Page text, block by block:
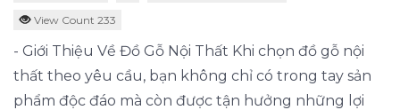
View Count 233
- Giới Thiệu Về Đồ Gỗ Nội Thất Khi chọn đồ gỗ nội
thất theo yêu cầu, bạn không chỉ có trong tay sản
phẩm độc đáo mà còn được tận hưởng những lợi